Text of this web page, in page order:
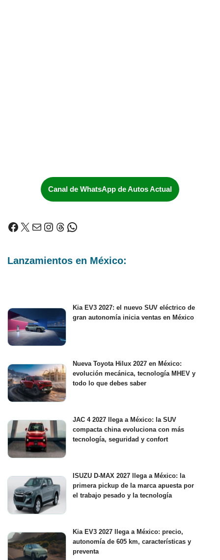
Canal de WhatsApp de Autos Actual
Lanzamientos en México:
Kia EV3 2027: el nuevo SUV eléctrico de
gran autonomía inicia ventas en México
Nueva Toyota Hilux 2027 en México:
evolución mecánica, tecnología MHEV y
todo lo que debes saber
JAC 4 2027 llega a México: la SUV
compacta china evoluciona con más
tecnología, seguridad y confort
ISUZU D-MAX 2027 llega a México: la
primera pickup de la marca apuesta por
el trabajo pesado y la tecnología
Kia EV3 2027 llega a México: precio,
autonomía de 605 km, características y
preventa